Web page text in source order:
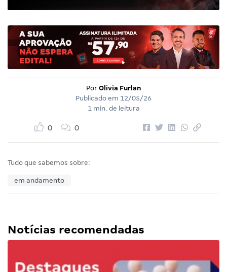
Por Olivia Furlan
Publicado em 12/05/26
1 min. de leitura
0 0
Tudo que sabemos sobre:
em andamento
Notícias recomendadas